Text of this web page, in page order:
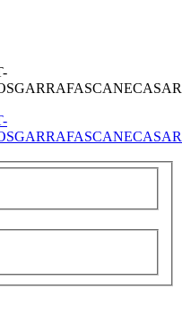
GARRAFASCANECASAR
GARRAFASCANECASAR